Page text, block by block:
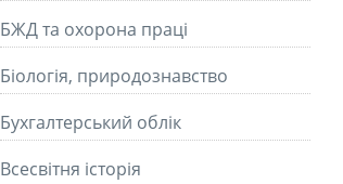
БЖД та охорона праці
Біологія, природознавство
Бухгалтерський облік
Всесвітня історія